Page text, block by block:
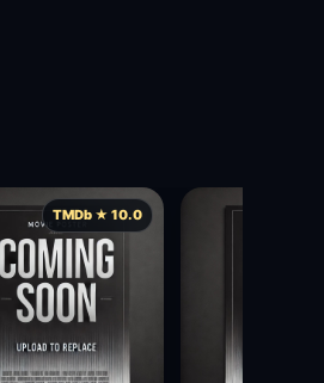
TMDb ★ 10.0